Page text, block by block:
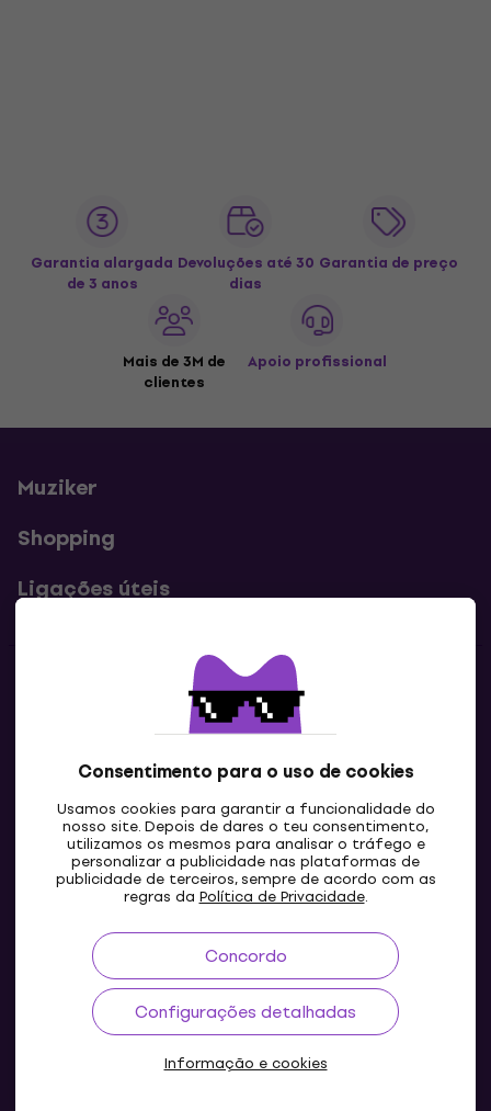
Consentimento para o uso de cookies
Usamos cookies para garantir a funcionalidade do
nosso site. Depois de dares o teu consentimento,
utilizamos os mesmos para analisar o tráfego e
personalizar a publicidade nas plataformas de
publicidade de terceiros, sempre de acordo com as
regras da Política de Privacidade.
Concordo
Configurações detalhadas
Informação e cookies
Garantia alargada
de 3 anos
Devoluções até 30
dias
Garantia de preço
Mais de 3M de
clientes
Apoio profissional
Muziker
Shopping
Ligações úteis
Contatos
Contacta-nos
PT